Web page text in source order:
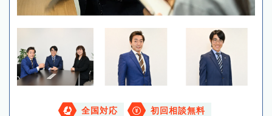
全国対応 初回相談無料